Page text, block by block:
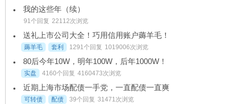
我的这些年（续）
91个回复 22112次浏览
送礼上市公司大全！巧用信用账户薅羊毛！
薅羊毛 套利 1291个回复 1019006次浏览
80后今年10W，明年100W，后年1000W！
实盘 4160个回复 4160473次浏览
近期上海市场配债一手党，一直配债一直爽
可转债 配债 39个回复 31471次浏览